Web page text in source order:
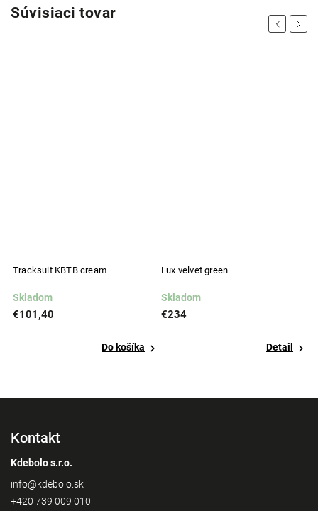
Súvisiaci tovar
Previous
Tracksuit KBTB cream
Skladom
€101,40
Do košíka
Lux velvet green
Skladom
€234
Detail
Next
Kontakt
Kdebolo s.r.o.
info@kdebolo.sk
+420 739 009 010